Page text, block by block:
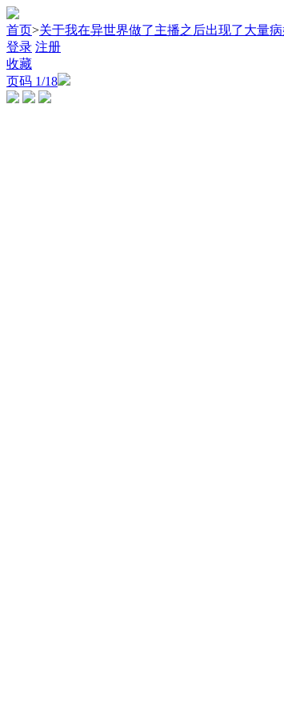
首页>关于我在异世界做了主播之后出现了大量
登录 注册
收藏
页码 1/18